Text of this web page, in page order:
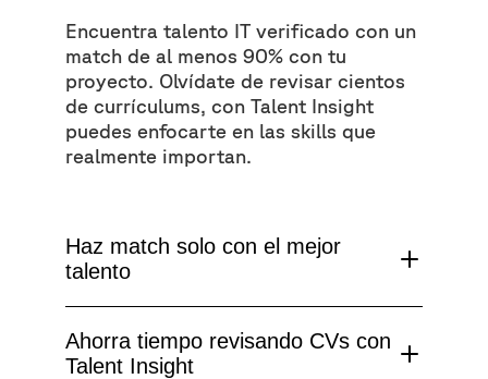
Encuentra talento IT verificado con un
match de al menos 90% con tu
proyecto. Olvídate de revisar cientos
de currículums, con Talent Insight
puedes enfocarte en las skills que
realmente importan.
Haz match solo con el mejor
talento
Ahorra tiempo revisando CVs con
Talent Insight